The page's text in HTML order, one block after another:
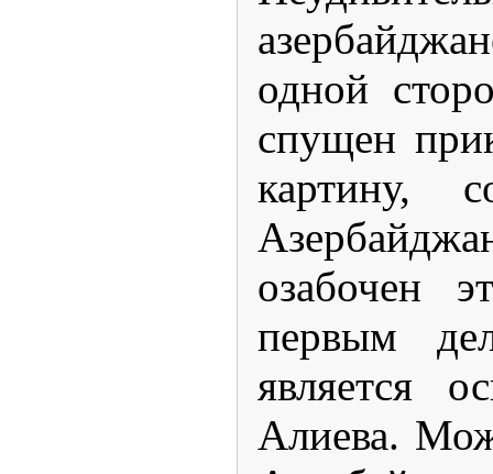
одной
спущен
картину,
озабочен
первым
является
Алиева.